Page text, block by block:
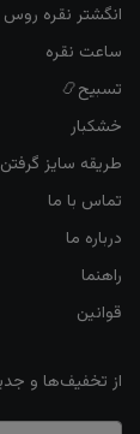
انگشتر نقره روس
ساعت نقره
تسبیح📿
خشکبار
طریقه سایز
تماس با ما
درباره ما
راهنما
قوانین
از تخفیف‌ها و